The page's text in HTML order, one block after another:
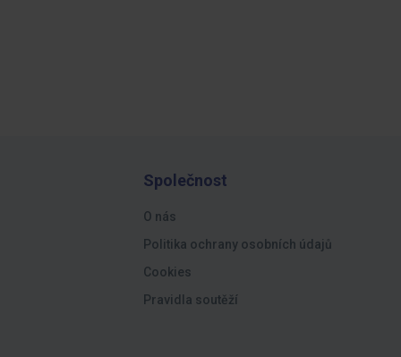
Společnost
O nás
Politika ochrany osobních údajů
Cookies
Pravidla soutěží